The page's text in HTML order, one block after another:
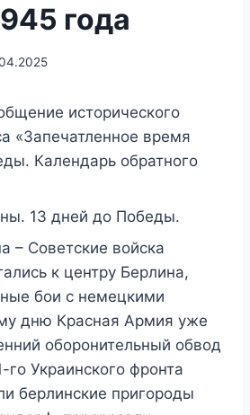
года
исторического
«Запечатленное время
Календарь обратного
13 дней до Победы.
– Советские войска
к центру Берлина,
бои с немецкими
дню Красная Армия уже
оборонительный обвод
го Украинского фронта
берлинские пригороды